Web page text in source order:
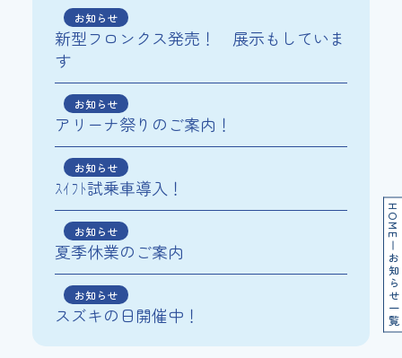
HOME
お知らせ一覧
お知らせ
新型フロンクス発売！ 展示もしていま
す
お知らせ
アリーナ祭りのご案内！
お知らせ
ｽｲﾌﾄ試乗車導入！
お知らせ
夏季休業のご案内
お知らせ
スズキの日開催中！